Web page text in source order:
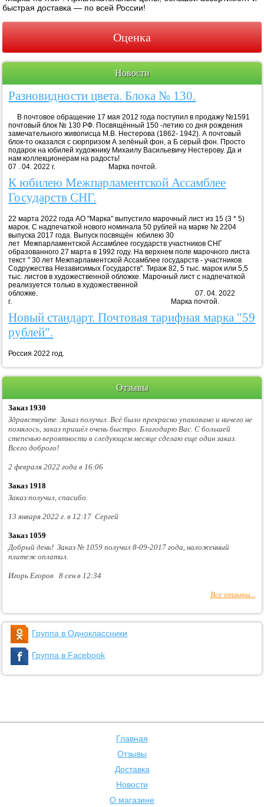
быстрая доставка — по всей России!
Оценка
Новости
Разновидности цвета. Блока № 130.
В почтовое обращение 17 мая 2012 года поступил в продажу №1591
почтовый блок № 130 РФ. Посвящённый 150 -летию со дня рождения
замечательного живописца М.В. Нестерова (1862- 1942). А почтовый
блок-то оказался с сюрпризом А зелёный фон, а Б серый фон. Просто
подарок на юбилей художнику Михаилу Васильевичу Нестерову. Да и
нам коллекционерам на радость!
07 . 04. 2022 г. Марка почтой.
К юбилею Межпарламентской Ассамблее
Государств СНГ.
22 марта 2022 года АО "Марка" выпустило марочный лист из 15 (3 * 5)
марок. С надпечаткой нового номинала 50 рублей на марке № 2204
выпуска 2017 года. Выпуск посвящён юбилею 30
лет Межпарламентской Ассамблее государств участников СНГ
образованного 27 марта в 1992 году. На верхнем поле марочного листа
текст " 30 лет Межпарламентской Ассамблее государств - участников
Содружества Независимых Государств". Тираж 82, 5 тыс. марок или 5,5
тыс. листов в художественной обложке. Марочный лист с надпечаткой
реализуется только в художественной
обложке. 07. 04. 2022
г. Марка почтой.
Новый стандарт. Почтовая тарифная марка "59
рублей".
Россия 2022 год.
Отзывы
Заказ 1930
Здравствуйте. Заказ получил. Всё было прекрасно упаковано и ничего не
помялось, заказ пришёл очень быстро. Благодарю Вас. С большей
степенью вероятности в следующем месяце сделаю еще один заказ.
Всего доброго!
2 февраля 2022 года в 16:06
Заказ 1918
Заказ получил, спасибо.
13 января 2022 г. в 12:17 Сергей
Заказ 1059
Добрый день! Заказ № 1059 получил 8-09-2017 года, наложенный
платеж оплатил.
Игорь Егоров 8 сен в 12:34
Все отзывы...
Группа в Одноклассники
Группа в Facebook
Главная
Отзывы
Доставка
Новости
О магазине